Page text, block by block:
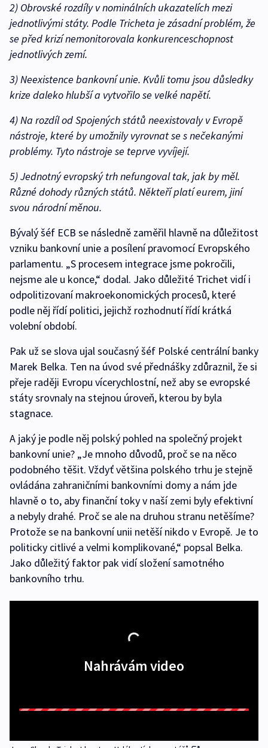
2) Obrovské rozdíly v nominálních ukazatelích mezi
jednotlivými státy. Podle Tricheta je zásadní problém, že
se před krizí nemonitorovala konkurenceschopnost
jednotlivých zemí.
3) Neexistence bankovní unie. Kvůli tomu jsou důsledky
krize daleko hlubší a vytvořilo se velké napětí.
4) Na rozdíl od Spojených států neexistovaly v Evropě
nástroje, které by umožnily vyrovnat se s nečekanými
problémy. Tyto nástroje se teprve vyvíjejí.
5) Jednotný evropský trh nefungoval tak, jak by měl.
Různé dohody různých států. Někteří platí eurem, jiní
svou národní měnou.
Bývalý šéf ECB se následně zaměřil hlavně na důležitost
vzniku bankovní unie a posílení pravomocí Evropského
parlamentu. „S procesem integrace jsme pokročili,
nejsme ale u konce,“ dodal. Jako důležité Trichet vidí i
odpolitizovaní makroekonomických procesů, které
podle něj řídí politici, jejichž rozhodnutí řídí krátká
volební období.
Pak už se slova ujal současný šéf Polské centrální banky
Marek Belka. Ten na úvod své přednášky zdůraznil, že si
přeje raději Evropu vícerychlostní, než aby se evropské
státy srovnaly na stejnou úroveň, kterou by byla
stagnace.
A jaký je podle něj polský pohled na společný projekt
bankovní unie? „Je mnoho důvodů, proč se na něco
podobného těšit. Vždyť většina polského trhu je stejně
ovládána zahraničními bankovními domy a nám jde
hlavně o to, aby finanční toky v naší zemi byly efektivní
a nebyly drahé. Proč se ale na druhou stranu netěšíme?
Protože se na bankovní unii netěší nikdo v Evropě. Je to
politicky citlivé a velmi komplikované,“ popsal Belka.
Jako důležitý faktor pak vidí složení samotného
bankovního trhu.
Nahrávám video